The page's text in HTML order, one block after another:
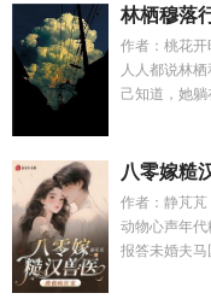
林栖穆落
作者：桃花
人人都说林
己知道，她
八零嫁糙
作者：静芃芃
动物心声年
报答未婚夫马